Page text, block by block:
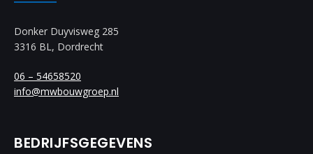
Donker Duyvisweg 285
3316 BL, Dordrecht
06 – 54658520
info@mwbouwgroep.nl
BEDRIJFSGEGEVENS